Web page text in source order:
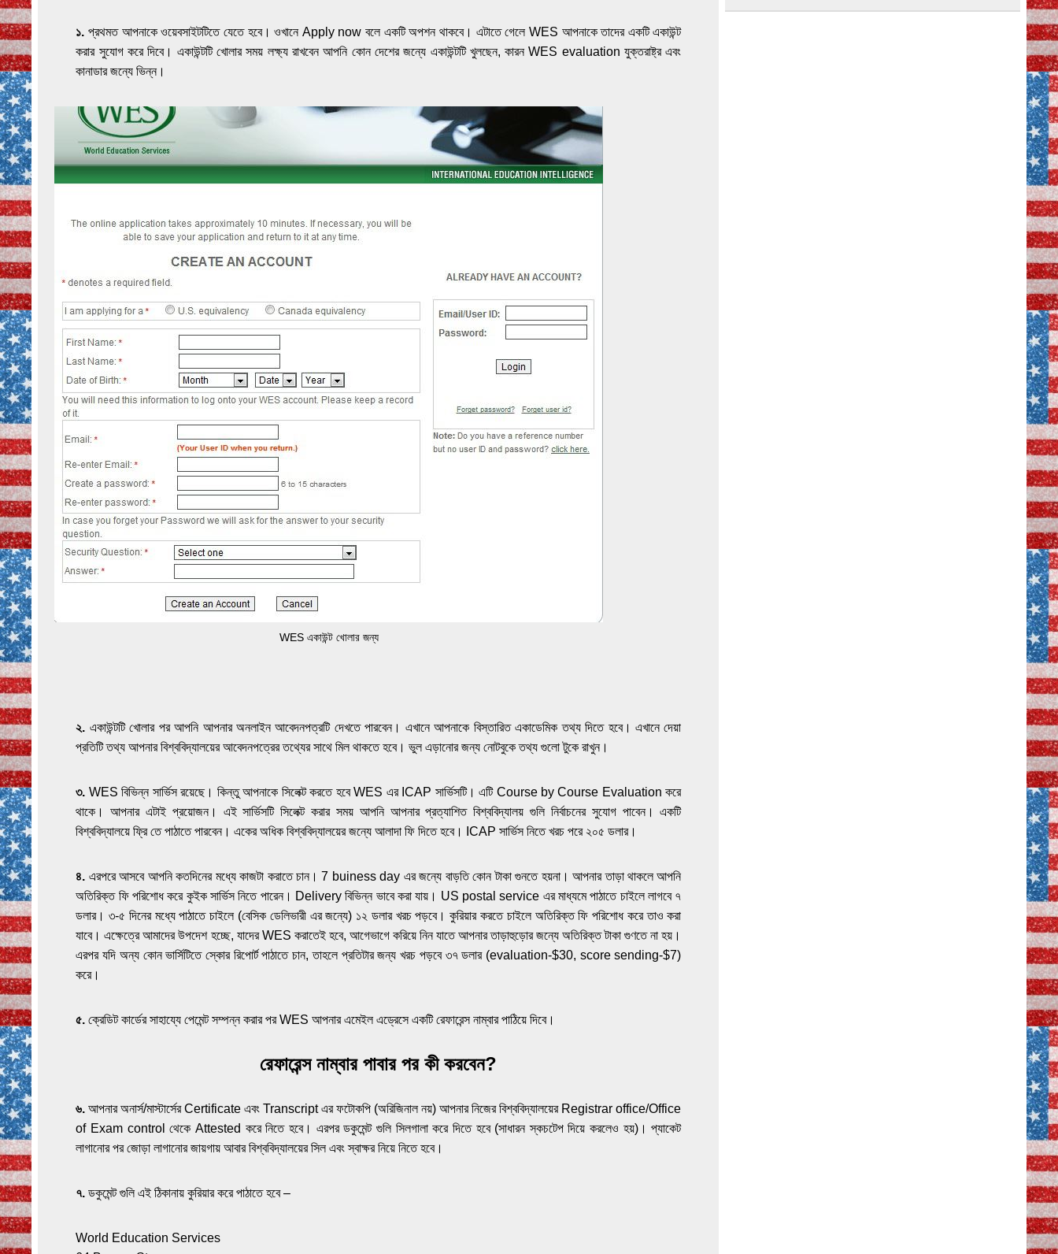
১. প্রথমত আপনাকে ওয়েবসাইটটিতে যেতে হবে। ওখানে Apply now বলে একটি অপশন থাকবে। এটাতে গেলে WES আপনাকে তাদের একটি একাউন্ট
করার সুযোগ করে দিবে। একাউন্টটি খোলার সময় লক্ষ্য রাখবেন আপনি কোন দেশের জন্যে একাউন্টটি খুলছেন, কারন WES evaluation যুক্তরাষ্ট্র এবং
কানাডার জন্যে ভিন্ন।
WES একাউন্ট খোলার জন্য
২. একাউন্টটি খোলার পর আপনি আপনার অনলাইন আবেদনপত্রটি দেখতে পারবেন। এখানে আপনাকে বিস্তারিত একাডেমিক তথ্য দিতে হবে। এখানে দেয়া
প্রতিটি তথ্য আপনার বিশ্ববিদ্যালয়ের আবেদনপত্রের তথ্যের সাথে মিল থাকতে হবে। ভুল এড়ানোর জন্য নোটবুকে তথ্য গুলো টুকে রাখুন।
৩. WES বিভিন্ন সার্ভিস রয়েছে। কিন্তু আপনাকে সিলেক্ট করতে হবে WES এর ICAP সার্ভিসটি। এটি Course by Course Evaluation করে
থাকে। আপনার এটাই প্রয়োজন। এই সার্ভিসটি সিলেক্ট করার সময় আপনি আপনার প্রত্যাশিত বিশ্ববিদ্যালয় গুলি নির্বাচনের সুযোগ পাবেন। একটি
বিশ্ববিদ্যালয়ে ফ্রি তে পাঠাতে পারবেন। একের অধিক বিশ্ববিদ্যালয়ের জন্যে আলাদা ফি দিতে হবে। ICAP সার্ভিস নিতে খরচ পরে ২০৫ ডলার।
৪. এরপরে আসবে আপনি কতদিনের মধ্যে কাজটা করাতে চান। 7 buiness day এর জন্যে বাড়তি কোন টাকা গুনতে হয়না। আপনার তাড়া থাকলে আপনি
অতিরিক্ত ফি পরিশোধ করে কুইক সার্ভিস নিতে পারেন। Delivery বিভিন্ন ভাবে করা যায়। US postal service এর মাধ্যমে পাঠাতে চাইলে লাগবে ৭
ডলার। ৩-৫ দিনের মধ্যে পাঠাতে চাইলে (বেসিক ডেলিভারী এর জন্যে) ১২ ডলার খরচ পড়বে। কুরিয়ার করতে চাইলে অতিরিক্ত ফি পরিশোধ করে তাও করা
যাবে। এক্ষেত্রে আমাদের উপদেশ হচ্ছে, যাদের WES করাতেই হবে, আগেভাগে করিয়ে নিন যাতে আপনার তাড়াহুড়োর জন্যে অতিরিক্ত টাকা গুণতে না হয়।
এরপর যদি অন্য কোন ভার্সিটিতে স্কোর রিপোর্ট পাঠাতে চান, তাহলে প্রতিটার জন্য খরচ পড়বে ৩৭ ডলার (evaluation-$30, score sending-$7)
করে।
৫.ক্রেডিট কার্ডের সাহায্যে পেমেন্ট সম্পন্ন করার পর WES আপনার এমেইল এড্রেসে একটি রেফারেন্স নাম্বার পাঠিয়ে দিবে।
রেফারেন্স নাম্বার পাবার পর কী করবেন?
৬.আপনার অনার্স/মাস্টার্সের Certificate এবং Transcript এর ফটোকপি (অরিজিনাল নয়) আপনার নিজের বিশ্ববিদ্যালয়ের Registrar office/Office
of Exam control থেকে Attested করে নিতে হবে। এরপর ডকুমেন্ট গুলি সিলগালা করে দিতে হবে (সাধারন স্কচটেপ দিয়ে করলেও হয়)। প্যাকেট
লাগানোর পর জোড়া লাগানোর জায়গায় আবার বিশ্ববিদ্যালয়ের সিল এবং স্বাক্ষর নিয়ে নিতে হবে।
৭. ডকুমেন্ট গুলি এই ঠিকানায় কুরিয়ার করে পাঠাতে হবে –
World Education Services